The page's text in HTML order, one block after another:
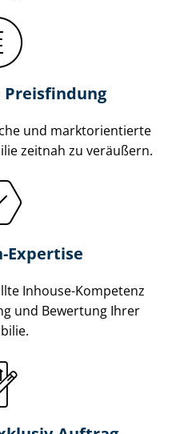
Preisfindung
und markt­ori­en­tier­te
zeitnah zu veräußern.
Expertise
Inhouse-Kompetenz
und Bewertung Ihrer